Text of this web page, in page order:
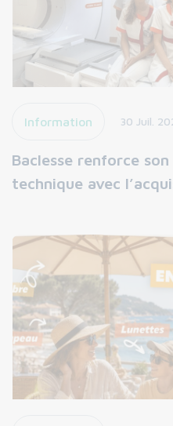
Information 30 Juil.
Baclesse renforce
technique avec